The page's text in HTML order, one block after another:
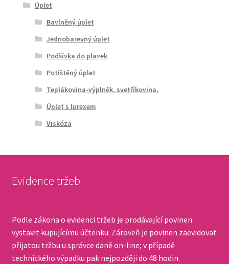
Úplet
Bavlněný úplet
Jednobarevný úplet
Podšívka do plavek
Potištěný úplet
Teplákovina-výplněk, svetříkovina,
Úplet s lurexem
Viskóza
Evidence tržeb
Podle zákona o evidenci tržeb je prodávající povinen
vystavit kupujícímu účtenku. Zároveň je povinen zaevidovat
přijatou tržbu u správce daně on-line; v případě
technického výpadku pak nejpozději do 48 hodin.